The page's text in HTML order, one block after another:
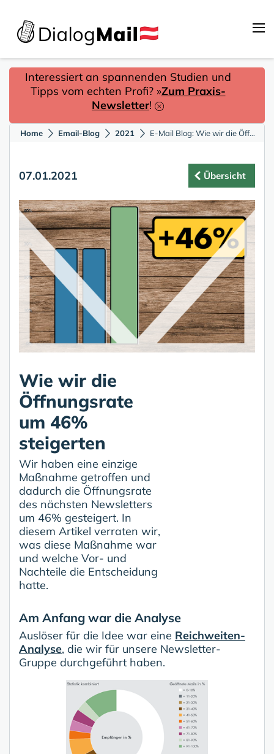
Interessiert an spannenden Studien und
Tipps vom echten Profi? »Zum Praxis-
Newsletter!
Home Email-Blog 2021 E-Mail Blog: Wie wir die Öffnungsrate um 46% steigerten
07.01.2021 Übersicht
Wie wir die
Öffnungsrate
um 46%
steigerten
Wir haben eine einzige
Maßnahme getroffen und
dadurch die Öffnungsrate
des nächsten Newsletters
um 46% gesteigert. In
diesem Artikel verraten wir,
was diese Maßnahme war
und welche Vor- und
Nachteile die Entscheidung
hatte.
Am Anfang war die Analyse
Auslöser für die Idee war eine Reichweiten-
Analyse, die wir für unsere Newsletter-
Gruppe durchgeführt haben.